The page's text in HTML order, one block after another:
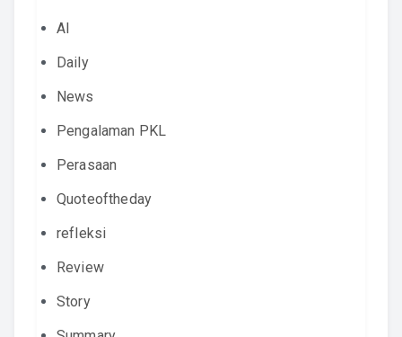
AI
Daily
News
Pengalaman PKL
Perasaan
Quoteoftheday
refleksi
Review
Story